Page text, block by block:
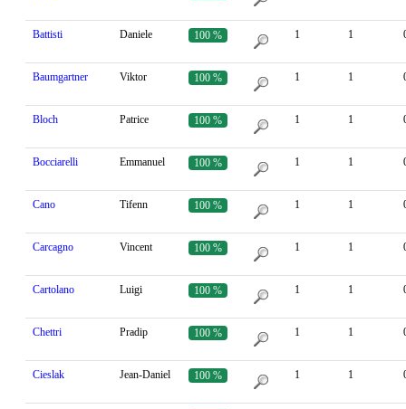
Battisti Daniele 100 % 1 1
Baumgartner Viktor 100 % 1 1
Bloch Patrice 100 % 1 1
Bocciarelli Emmanuel 100 % 1 1
Cano Tifenn 100 % 1 1
Carcagno Vincent 100 % 1 1
Cartolano Luigi 100 % 1 1
Chettri Pradip 100 % 1 1
Cieslak Jean-Daniel 100 % 1 1